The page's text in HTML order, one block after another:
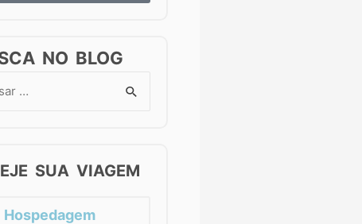
NO BLOG
SUA VIAGEM
Hospedagem